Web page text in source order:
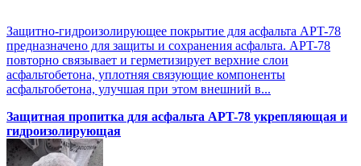
Защитно-гидроизолирующее покрытие для асфальта APT-78
предназначено для защиты и сохранения асфальта. APT-78
повторно связывает и герметизирует верхние слои
асфальтобетона, уплотняя связующие компоненты
асфальтобетона, улучшая при этом внешний в...
Защитная пропитка для асфальта APT-78 укрепляющая и
гидроизолирующая